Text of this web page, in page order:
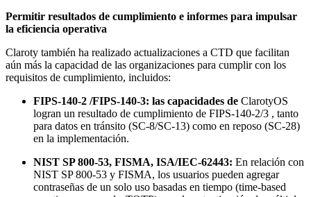
Permitir resultados de cumplimiento e informes para impulsar
la eficiencia operativa
Claroty también ha realizado actualizaciones a CTD que facilitan
aún más la capacidad de las organizaciones para cumplir con los
requisitos de cumplimiento, incluidos:
FIPS-140-2 /FIPS-140-3: las capacidades de ClarotyOS
logran un resultado de cumplimiento de FIPS-140-2/3 , tanto
para datos en tránsito (SC-8/SC-13) como en reposo (SC-28)
en la implementación.
NIST SP 800-53, FISMA, ISA/IEC-62443: En relación con
NIST SP 800-53 y FISMA, los usuarios pueden agregar
contraseñas de un solo uso basadas en tiempo (time-based